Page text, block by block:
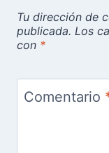
Tu dirección de
publicada. Los
con *
Comentario